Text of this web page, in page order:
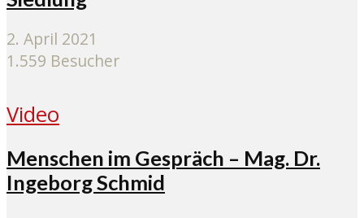
2. April 2021
1.559 Besucher
Video
Menschen im Gespräch – Mag. Dr.
Ingeborg Schmid